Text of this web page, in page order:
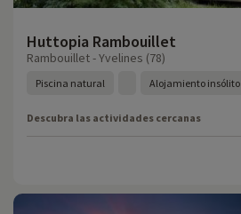
Huttopia Rambouillet
Rambouillet - Yvelines (78)
Piscina natural Alojamiento insólito
Descubra las actividades cercanas